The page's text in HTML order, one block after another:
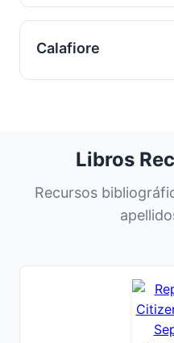
Calafiore
Libros
Recursos